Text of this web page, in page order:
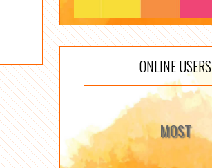
ONLINE USERS
MOST